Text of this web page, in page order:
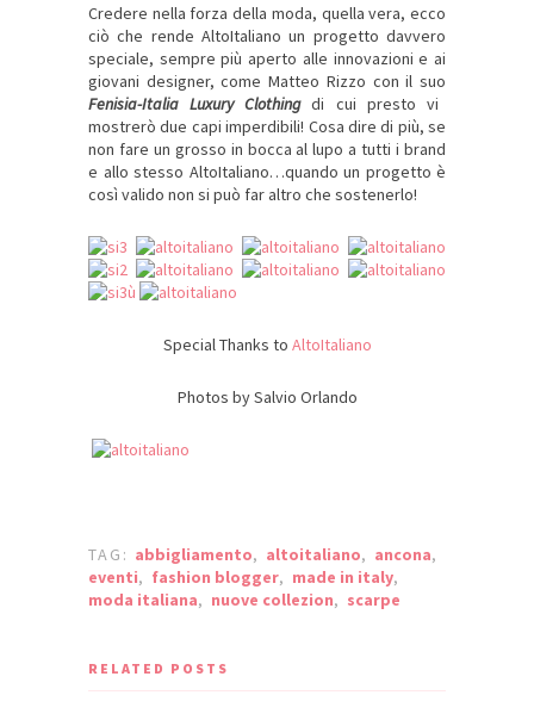
Credere nella forza della moda, quella vera, ecco
ciò che rende AltoItaliano un progetto davvero
speciale, sempre più aperto alle innovazioni e ai
giovani designer, come Matteo Rizzo con il suo
Fenisia-Italia Luxury Clothing di cui presto vi
mostrerò due capi imperdibili! Cosa dire di più, se
non fare un grosso in bocca al lupo a tutti i brand
e allo stesso AltoItaliano…quando un progetto è
così valido non si può far altro che sostenerlo!
Special Thanks to AltoItaliano
Photos by Salvio Orlando
TAG: abbigliamento, altoitaliano, ancona,
eventi, fashion blogger, made in italy,
moda italiana, nuove collezion, scarpe
RELATED POSTS